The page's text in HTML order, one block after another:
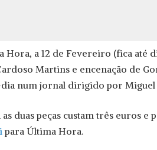
Hora, a 12 de Fevereiro (fica até
Martins e encenação de
num jornal dirigido por Miguel
as duas peças custam três euros
para Última Hora.